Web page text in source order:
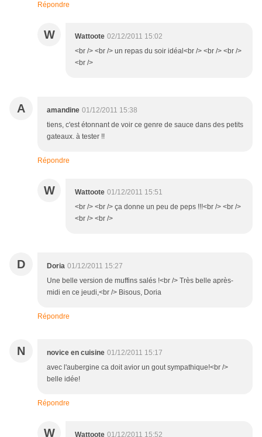
Répondre
W Wattoote 02/12/2011 15:02
<br /> <br /> un repas du soir idéal<br /> <br /> <br />
<br />
A amandine 01/12/2011 15:38
tiens, c'est étonnant de voir ce genre de sauce dans des petits
gateaux. à tester !!
Répondre
W Wattoote 01/12/2011 15:51
<br /> <br /> ça donne un peu de peps !!!<br /> <br />
<br /> <br />
D Doria 01/12/2011 15:27
Une belle version de muffins salés !<br /> Très belle après-
midi en ce jeudi,<br /> Bisous, Doria
Répondre
N novice en cuisine 01/12/2011 15:17
avec l'aubergine ca doit avior un gout sympathique!<br />
belle idée!
Répondre
W Wattoote 01/12/2011 15:52